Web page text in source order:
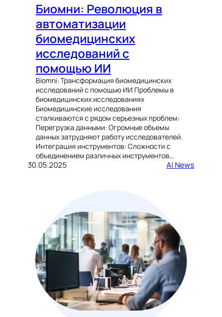
Биомни: Революция в
автоматизации
биомедицинских
исследований с
помощью ИИ
Biomni: Трансформация биомедицинских
исследований с помощью ИИ Проблемы в
биомедицинских исследованиях
Биомедицинские исследования
сталкиваются с рядом серьезных проблем:
Перегрузка данными: Огромные объемы
данных затрудняют работу исследователей.
Интеграция инструментов: Сложности с
объединением различных инструментов…
30.05.2025 AI News